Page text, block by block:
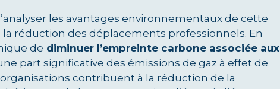
les avantages environnementaux de cette
réduction des déplacements professionnels. En
de diminuer l’empreinte carbone associée aux
part significative des émissions de gaz à effet de
contribuent à la réduction de la